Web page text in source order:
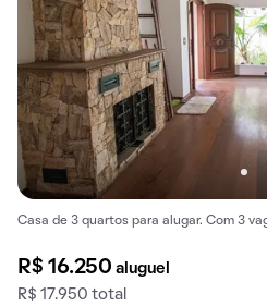
Casa de 3 quartos para alugar. Com 3
R$ 16.250aluguel
R$ 17.950 total